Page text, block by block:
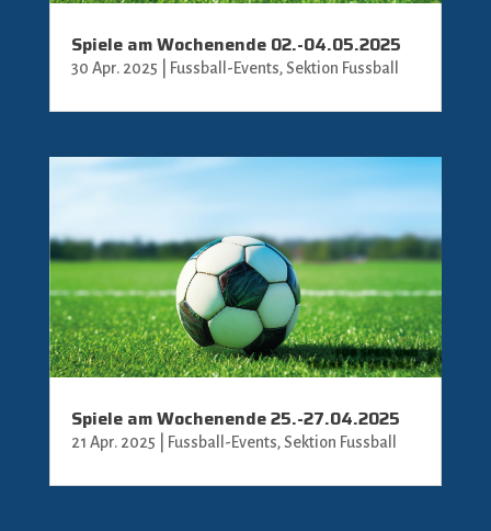
Spiele am Wochenende 02.-04.05.2025
30 Apr. 2025 Fussball-Events, Sektion Fussball
Spiele am Wochenende 25.-27.04.2025
21 Apr. 2025 Fussball-Events, Sektion Fussball